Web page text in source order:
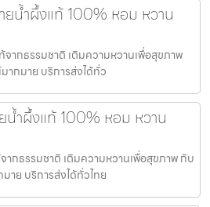
ยน้ำผึ้งแท้ 100% หอม หวาน
ากธรรมชาติ เติมความหวานเพื่อสุขภาพ
ากมาย บริการส่งได้ทั่ว
น้ำผึ้งแท้ 100% หอม หวาน
กธรรมชาติ เติมความหวานเพื่อสุขภาพ กับ
าย บริการส่งได้ทั่วไทย